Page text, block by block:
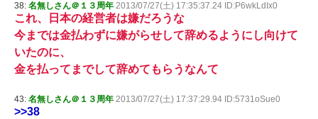
38: 名無しさん＠１３周年 2013/07/27(土) 17:35:37.24 ID:P6wkLdIx0
これ、日本の経営者は嫌だろうな
今までは金払わずに嫌がらせして辞めるようにし向けて
いたのに、
金を払ってまでして辞めてもらうなんて
43: 名無しさん＠１３周年 2013/07/27(土) 17:37:29.94 ID:5731oSue0
>>38